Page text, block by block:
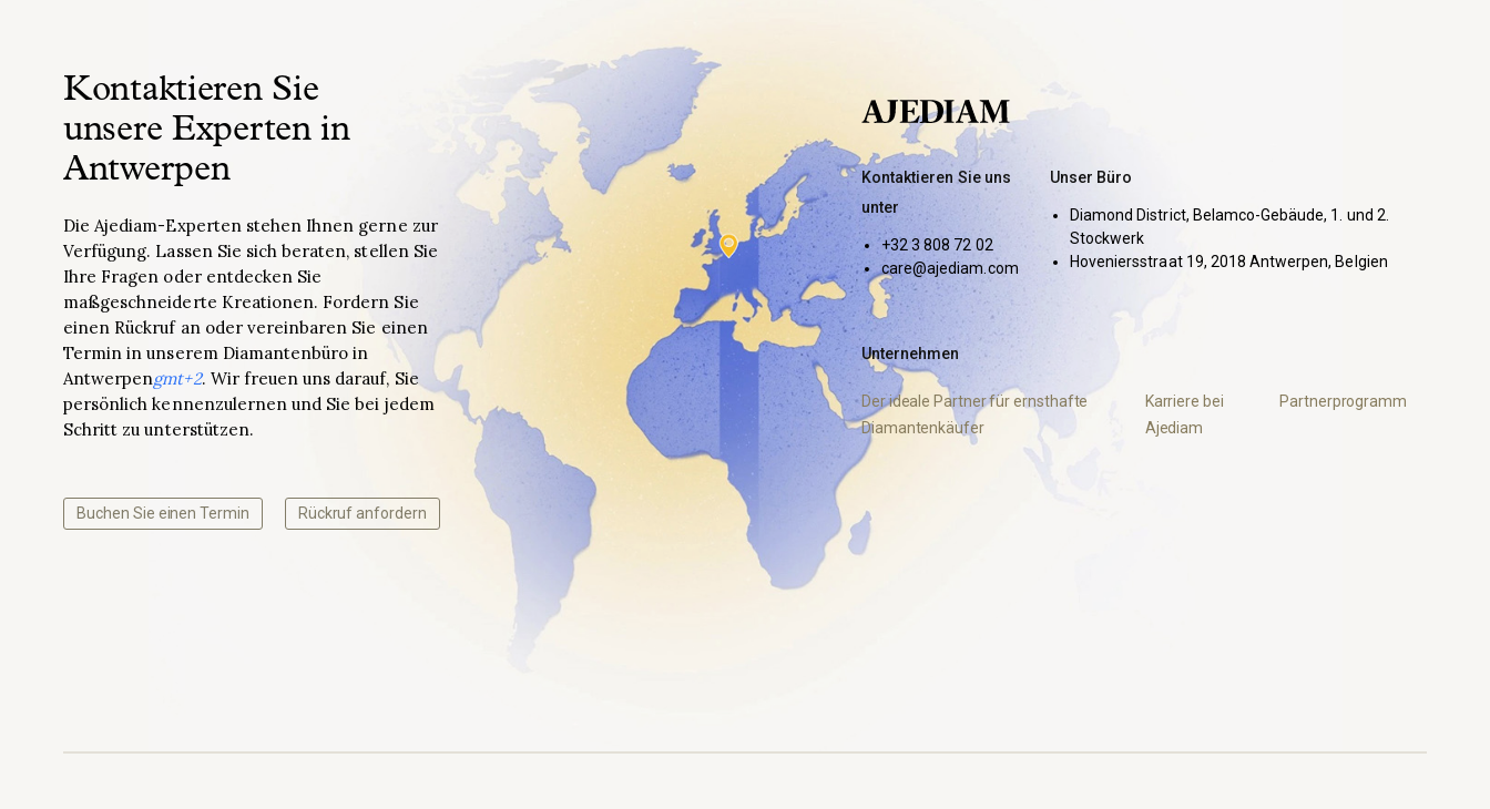
Kontaktieren Sie
unsere Experten in
Antwerpen
Die Ajediam-Experten stehen Ihnen gerne zur
Verfügung. Lassen Sie sich beraten, stellen Sie
Ihre Fragen oder entdecken Sie
maßgeschneiderte Kreationen. Fordern Sie
einen Rückruf an oder vereinbaren Sie einen
Termin in unserem Diamantenbüro in
Antwerpengmt+2. Wir freuen uns darauf, Sie
persönlich kennenzulernen und Sie bei jedem
Schritt zu unterstützen.
Buchen Sie einen Termin Rückruf anfordern
Kontaktieren Sie uns
unter
+32 3 808 72 02
care@ajediam.com
Unser Büro
Diamond District, Belamco-Gebäude, 1. und 2.
Stockwerk
Hoveniersstraat 19, 2018 Antwerpen, Belgien
Unternehmen
Der ideale Partner für ernsthafte
Diamantenkäufer
Karriere bei
Ajediam
Partnerprogramm